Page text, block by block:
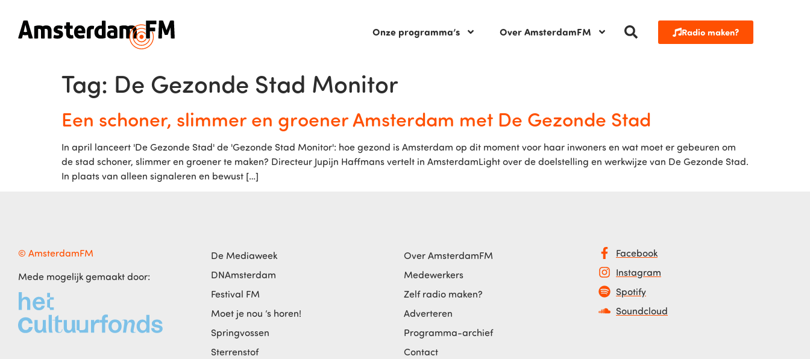
Onze programma’s Over AmsterdamFM Radio maken?
Tag: De Gezonde Stad Monitor
Een schoner, slimmer en groener Amsterdam met De Gezonde Stad
In april lanceert 'De Gezonde Stad' de 'Gezonde Stad Monitor': hoe gezond is Amsterdam op dit moment voor haar inwoners en wat moet er gebeuren om
de stad schoner, slimmer en groener te maken? Directeur Jupijn Haffmans vertelt in AmsterdamLight over de doelstelling en werkwijze van De Gezonde Stad.
In plaats van alleen signaleren en bewust […]
© AmsterdamFM
Mede mogelijk gemaakt door:
De Mediaweek
DNAmsterdam
Festival FM
Moet je nou ‘s horen!
Springvossen
Sterrenstof
Over AmsterdamFM
Medewerkers
Zelf radio maken?
Adverteren
Programma-archief
Contact
Facebook
Instagram
Spotify
Soundcloud